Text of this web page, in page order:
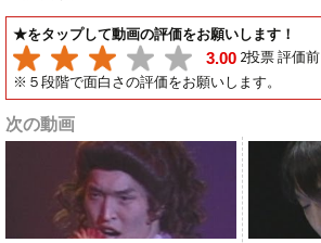
★をタップして動画の評価をお願いします！
3.00 2投票 評価前
※５段階で面白さの評価をお願いします。
次の動画